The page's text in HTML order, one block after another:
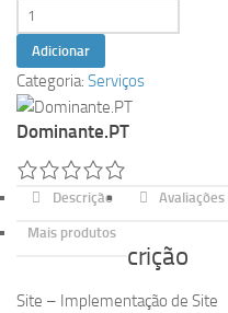
Quantidade
de
Site
-
Implementação
de
Site
(Plano
Adicionar
Categoria: Serviços
Dominante.PT
Descrição Avaliações
Mais produtos
crição
Site – Implementação de Site